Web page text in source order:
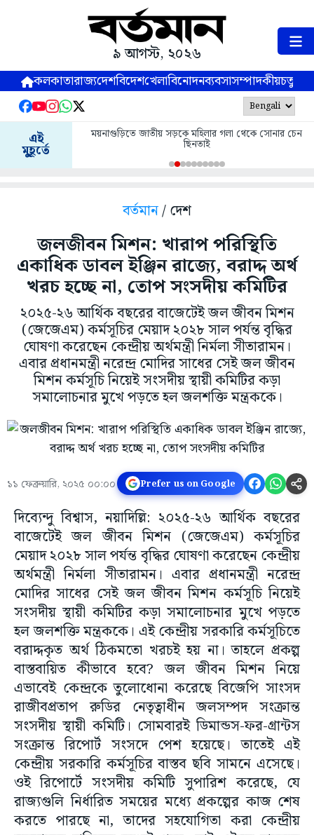
৯ আগস্ট, ২০২৬
কলকাতারাজ্যদেশবিদেশখেলাবিনোদনব্যবসাসম্পাদকীয়
এই
মুহূর্তে
ময়নাগুড়িতে জাতীয় সড়কে মহিলার গলা থেকে সোনার চেন
ছিনতাই
বর্তমান/ দেশ
জলজীবন মিশন: খারাপ পরিস্থিতি
একাধিক ডাবল ইঞ্জিন রাজ্যে, বরাদ্দ অর্থ
খরচ হচ্ছে না, তোপ সংসদীয় কমিটির
২০২৫-২৬ আর্থিক বছরের বাজেটেই জল জীবন মিশন
(জেজেএম) কর্মসূচির মেয়াদ ২০২৮ সাল পর্যন্ত বৃদ্ধির
ঘোষণা করেছেন কেন্দ্রীয় অর্থমন্ত্রী নির্মলা সীতারামন।
এবার প্রধানমন্ত্রী নরেন্দ্র মোদির সাধের সেই জল জীবন
মিশন কর্মসূচি নিয়েই সংসদীয় স্থায়ী কমিটির কড়া
সমালোচনার মুখে পড়তে হল জলশক্তি মন্ত্রককে।
১১ ফেব্রুয়ারি, ২০২৫ ০০:০০ Prefer us on Google
দিব্যেন্দু বিশ্বাস, নয়াদিল্লি: ২০২৫-২৬ আর্থিক বছরের
বাজেটেই জল জীবন মিশন (জেজেএম) কর্মসূচির
মেয়াদ ২০২৮ সাল পর্যন্ত বৃদ্ধির ঘোষণা করেছেন কেন্দ্রীয়
অর্থমন্ত্রী নির্মলা সীতারামন। এবার প্রধানমন্ত্রী নরেন্দ্র
মোদির সাধের সেই জল জীবন মিশন কর্মসূচি নিয়েই
সংসদীয় স্থায়ী কমিটির কড়া সমালোচনার মুখে পড়তে
হল জলশক্তি মন্ত্রককে। এই কেন্দ্রীয় সরকারি কর্মসূচিতে
বরাদ্দকৃত অর্থ ঠিকমতো খরচই হয় না। তাহলে প্রকল্প
বাস্তবায়িত কীভাবে হবে? জল জীবন মিশন নিয়ে
এভাবেই কেন্দ্রকে তুলোধোনা করেছে বিজেপি সাংসদ
রাজীবপ্রতাপ রুডির নেতৃত্বাধীন জলসম্পদ সংক্রান্ত
সংসদীয় স্থায়ী কমিটি। সোমবারই ডিমান্ডস-ফর-গ্রান্টস
সংক্রান্ত রিপোর্ট সংসদে পেশ হয়েছে। তাতেই এই
কেন্দ্রীয় সরকারি কর্মসূচির বাস্তব ছবি সামনে এসেছে।
ওই রিপোর্টে সংসদীয় কমিটি সুপারিশ করেছে, যে
রাজ্যগুলি নির্ধারিত সময়ের মধ্যে প্রকল্পের কাজ শেষ
করতে পারছে না, তাদের সহযোগিতা করা কেন্দ্রীয়